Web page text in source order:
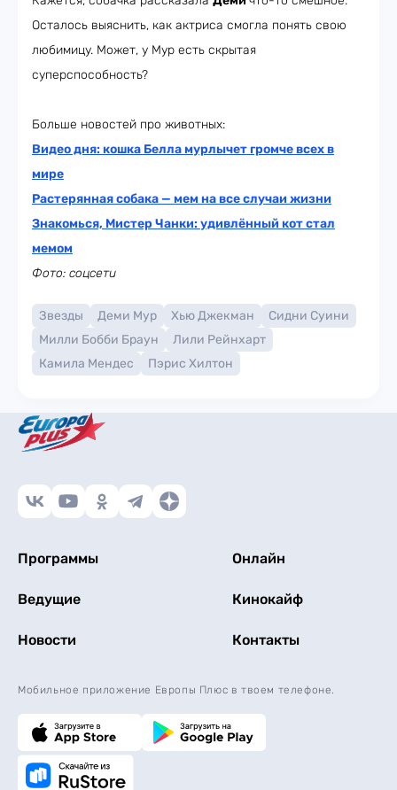
Осталось выяснить, как актриса смогла понять свою
любимицу. Может, у Мур есть скрытая
суперспособность?
Больше новостей про животных:
Видео дня: кошка Белла мурлычет громче всех в
мире
Растерянная собака — мем на все случаи жизни
Знакомься, Мистер Чанки: удивлённый кот стал
мемом
Фото: соцсети
Звезды Деми Мур Хью Джекман
Сидни Суини
Милли Бобби Браун
Лили Рейнхарт
Камила Мендес
Пэрис Хилтон
Программы Онлайн
Ведущие Кинокайф
Новости Контакты
Мобильное приложение Европы Плюс в твоем телефоне.